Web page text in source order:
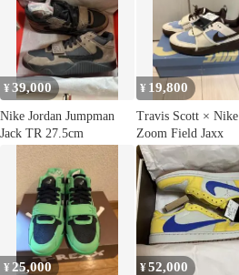
¥39,000
Nike Jordan Jumpman
Jack TR 27.5cm
¥ 19,800
Travis Scott × Nike
Zoom Field Jaxx
¥ 25,000 ¥52,000